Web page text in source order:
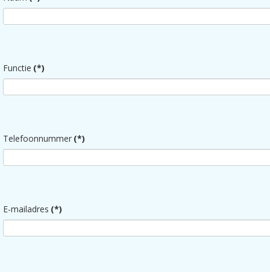
Functie (*)
Telefoonnummer (*)
E-mailadres (*)